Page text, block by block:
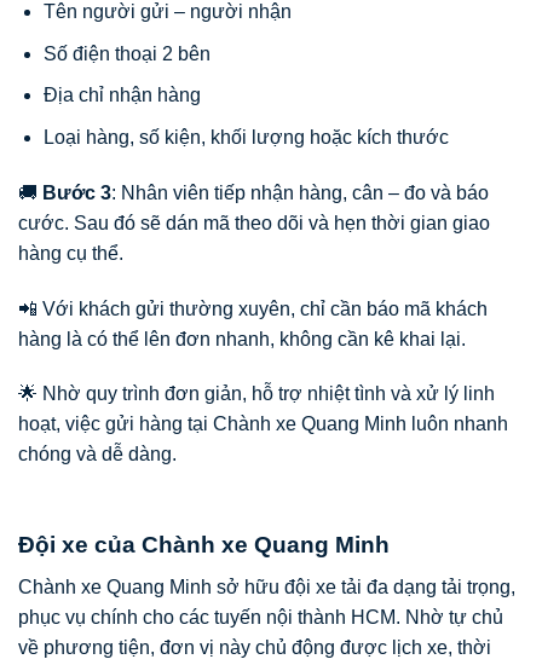
Tên người gửi – người nhận
Số điện thoại 2 bên
Địa chỉ nhận hàng
Loại hàng, số kiện, khối lượng hoặc kích thước
🚚 Bước 3: Nhân viên tiếp nhận hàng, cân – đo và báo
cước. Sau đó sẽ dán mã theo dõi và hẹn thời gian giao
hàng cụ thể.
📲 Với khách gửi thường xuyên, chỉ cần báo mã khách
hàng là có thể lên đơn nhanh, không cần kê khai lại.
🌟 Nhờ quy trình đơn giản, hỗ trợ nhiệt tình và xử lý linh
hoạt, việc gửi hàng tại Chành xe Quang Minh luôn nhanh
chóng và dễ dàng.
Đội xe của Chành xe Quang Minh
Chành xe Quang Minh sở hữu đội xe tải đa dạng tải trọng,
phục vụ chính cho các tuyến nội thành HCM. Nhờ tự chủ
về phương tiện, đơn vị này chủ động được lịch xe, thời